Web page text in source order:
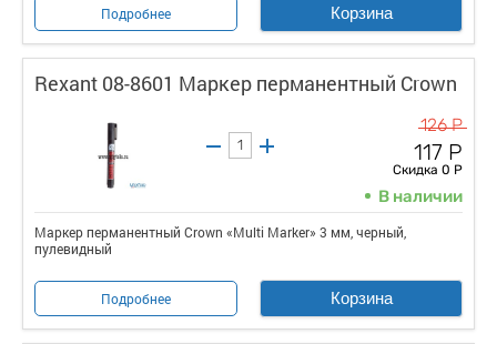
Подробнее Корзина
Rexant 08-8601 Маркер перманентный Crown
126 Р
117 Р
Скидка 0 Р
В наличии
Маркер перманентный Crown «Multi Marker» 3 мм, черный,
пулевидный
Подробнее Корзина